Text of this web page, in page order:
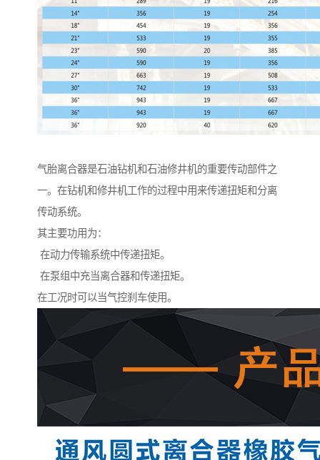
气胎离合器是石油钻机和石油修井机的重要传动部件之
一。在钻机和修井机工作的过程中用来传递扭矩和分离
传动系统。
其主要功用为：
在动力传输系统中传递扭矩。
在泵组中充当离合器和传递扭矩。
在工况时可以当气控刹车使用。